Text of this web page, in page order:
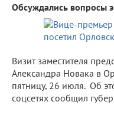
Обсуждались вопросы
Визит заместителя
Александра Новака в
пятницу, 26 июля. Об
соцсетях сообщил